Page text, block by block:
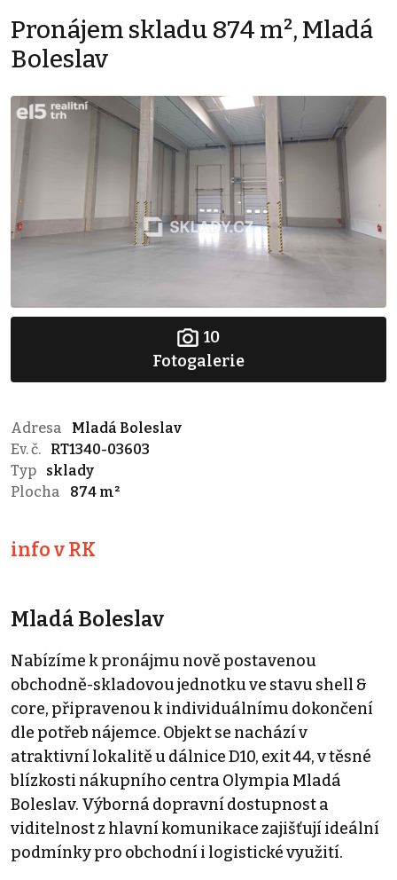
Pronájem skladu 874 m², Mladá
Boleslav
10
Fotogalerie
Adresa
Mladá Boleslav
Ev. č.
RT1340-03603
Typ
sklady
Plocha
874 m²
info v RK
Mladá Boleslav
Nabízíme k pronájmu nově postavenou
obchodně-skladovou jednotku ve stavu shell &
core, připravenou k individuálnímu dokončení
dle potřeb nájemce. Objekt se nachází v
atraktivní lokalitě u dálnice D10, exit 44, v těsné
blízkosti nákupního centra Olympia Mladá
Boleslav. Výborná dopravní dostupnost a
viditelnost z hlavní komunikace zajišťují ideální
podmínky pro obchodní i logistické využití.